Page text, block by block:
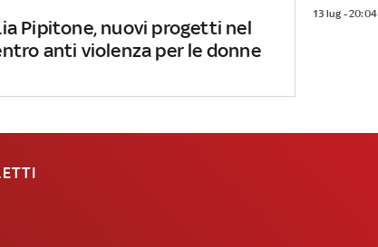
Pipitone, nuovi progetti nel
anti violenza per le donne
13 lug - 20:04